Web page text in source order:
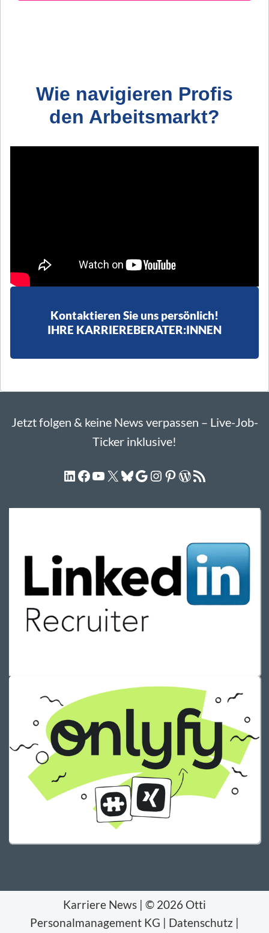
Wie navigieren Profis
den Arbeitsmarkt?
Kontaktieren Sie uns persönlich!
IHRE KARRIEREBERATER:INNEN
Jetzt folgen & keine News verpassen – Live-Job-
Ticker inklusive!
Karriere News | © 2026 Otti
Personalmanagement KG | Datenschutz |